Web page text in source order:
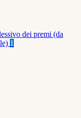
dei premi (da
1